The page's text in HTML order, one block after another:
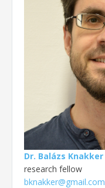
Dr. Balázs Knakker
research fellow
bknakker@gmail.com